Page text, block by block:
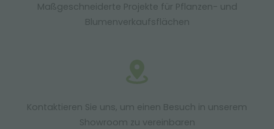
Maßgeschneiderte Projekte für Pflanzen- und
Blumenverkaufsflächen
Kontaktieren Sie uns, um einen Besuch in unserem
Showroom zu vereinbaren